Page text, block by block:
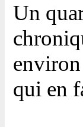
Un
qui en